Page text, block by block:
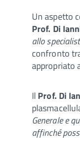
Un aspetto
Prof. Di
allo
confronto
appropriato
Il Prof. Di
Generale e
affinché